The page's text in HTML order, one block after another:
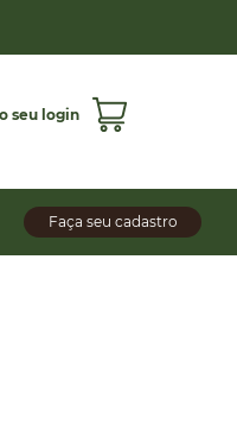
seu login
Faça seu cadastro